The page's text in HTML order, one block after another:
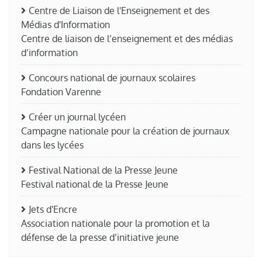
Centre de Liaison de l'Enseignement et des
Médias d'Information
Centre de liaison de l’enseignement et des médias
d’information
Concours national de journaux scolaires
Fondation Varenne
Créer un journal lycéen
Campagne nationale pour la création de journaux
dans les lycées
Festival National de la Presse Jeune
Festival national de la Presse Jeune
Jets d'Encre
Association nationale pour la promotion et la
défense de la presse d’initiative jeune